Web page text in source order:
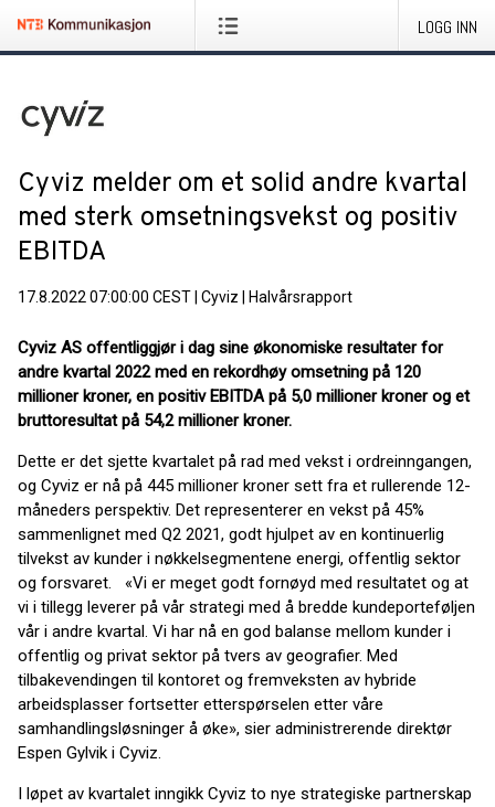
LOGG INN
Cyviz melder om et solid andre kvartal
med sterk omsetningsvekst og positiv
EBITDA
17.8.2022 07:00:00 CEST Cyviz Halvårsrapport
Cyviz AS offentliggjør i dag sine økonomiske resultater for
andre kvartal 2022 med en rekordhøy omsetning på 120
millioner kroner, en positiv EBITDA på 5,0 millioner kroner og et
bruttoresultat på 54,2 millioner kroner.
Dette er det sjette kvartalet på rad med vekst i ordreinngangen,
og Cyviz er nå på 445 millioner kroner sett fra et rullerende 12-
måneders perspektiv. Det representerer en vekst på 45%
sammenlignet med Q2 2021, godt hjulpet av en kontinuerlig
tilvekst av kunder i nøkkelsegmentene energi, offentlig sektor
og forsvaret. «Vi er meget godt fornøyd med resultatet og at
vi i tillegg leverer på vår strategi med å bredde kundeporteføljen
vår i andre kvartal. Vi har nå en god balanse mellom kunder i
offentlig og privat sektor på tvers av geografier. Med
tilbakevendingen til kontoret og fremveksten av hybride
arbeidsplasser fortsetter etterspørselen etter våre
samhandlingsløsninger å øke», sier administrerende direktør
Espen Gylvik i Cyviz.
I løpet av kvartalet inngikk Cyviz to nye strategiske partnerskap